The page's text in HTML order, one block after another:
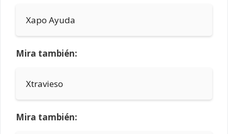
Xapo Ayuda
Mira también:
Xtravieso
Mira también: